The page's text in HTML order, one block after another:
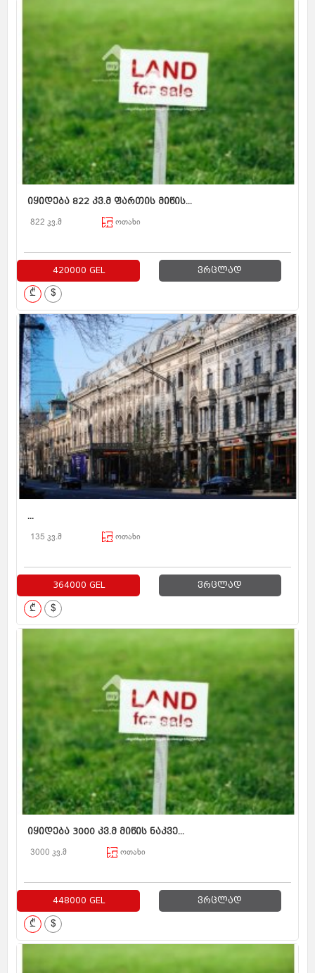
იყიდება 822 კვ.მ ფართის მიწის...
822 კვ.მ ოთახი
420000 GEL ვრცლად
₾ $
...
135 კვ.მ ოთახი
364000 GEL ვრცლად
₾ $
იყიდება 3000 კვ.მ მიწის ნაკვე...
3000 კვ.მ ოთახი
448000 GEL ვრცლად
₾ $